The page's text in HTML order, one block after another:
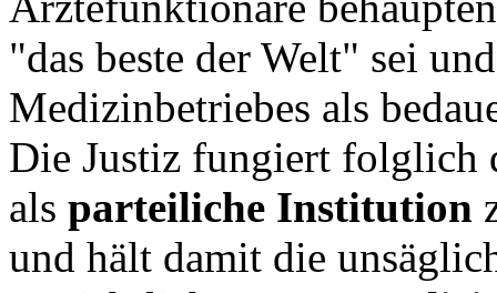
"das beste der Welt" sei
Medizinbetriebes als
Die Justiz fungiert folglich
als parteiliche Institution
und hält damit die